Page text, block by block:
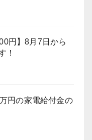
円】8月7日から
！
円の家電給付金の